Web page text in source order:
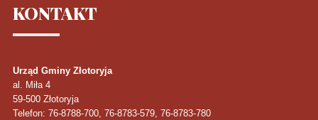
KONTAKT
Urząd Gminy Złotoryja
al. Miła 4
59-500 Złotoryja
Telefon: 76-8788-700, 76-8783-579, 76-8783-780